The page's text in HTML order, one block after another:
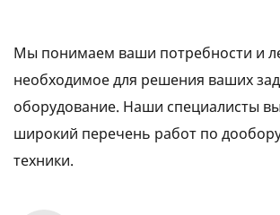
Мы понимаем ваши потребности и
необходимое для решения ваших
оборудование. Наши специалисты
широкий перечень работ по
техники.